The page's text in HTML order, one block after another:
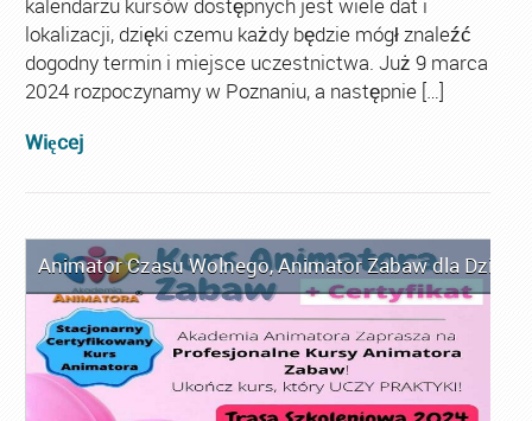
lokalizacji, dzięki czemu każdy będzie mógł znaleźć
dogodny termin i miejsce uczestnictwa. Już 9 marca
2024 rozpoczynamy w Poznaniu, a następnie […]
Więcej
Animator Czasu Wolnego,Animator Zabaw dla Dzieci